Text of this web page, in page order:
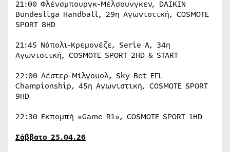
21:00 Φλένσμπουργκ-Μέλσουνγκεν, DAIKIN
Bundesliga Handball, 29η Αγωνιστική, COSMOTE
SPORT 8HD
21:45 Νάπολι-Κρεμονέζε, Serie A, 34η
Αγωνιστική, COSMOTE SPORT 2HD & START
22:00 Λέστερ-Μίλγουολ, Sky Bet EFL
Championship, 45η Αγωνιστική, COSMOTE SPORT
9HD
22:30 Εκπομπή «Game R1», COSMOTE SPORT 1HD
Σάββατο 25.04.26